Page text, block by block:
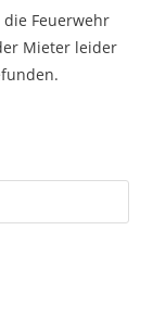
Feuerwehr
Mieter leider